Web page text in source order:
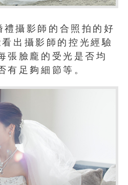
攝影師的合照拍的好
出攝影師的控光經驗
張臉龐的受光是否均
有足夠細節等。